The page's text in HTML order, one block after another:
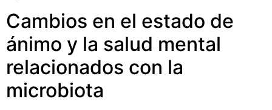
Cambios en el estado de
ánimo y la salud mental
relacionados con la
microbiota